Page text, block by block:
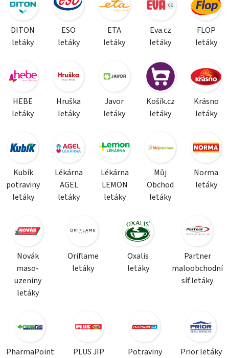
DITON
letáky
ESO
letáky
ETA
letáky
Eva.cz
letáky
FLOP
letáky
HEBE
letáky
Hruška
letáky
Javor
letáky
Košík.cz
letáky
Krásno
letáky
Kubík
potraviny
letáky
Lékárna
AGEL
letáky
Lékárna
LEMON
letáky
Můj
Obchod
letáky
Norma
letáky
Novák
maso-
uzeniny
letáky
Oriflame
letáky
Oxalis
letáky
Partner
maloobchodní
síť letáky
PharmaPoint
PLUS JIP
Potraviny
Prior letáky